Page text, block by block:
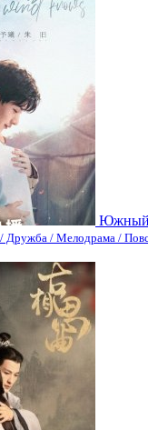
Южный
Дружба / Мелодрама /